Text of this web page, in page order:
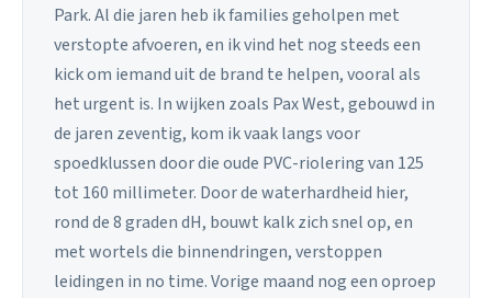
Park. Al die jaren heb ik families geholpen met
verstopte afvoeren, en ik vind het nog steeds een
kick om iemand uit de brand te helpen, vooral als
het urgent is. In wijken zoals Pax West, gebouwd in
de jaren zeventig, kom ik vaak langs voor
spoedklussen door die oude PVC-riolering van 125
tot 160 millimeter. Door de waterhardheid hier,
rond de 8 graden dH, bouwt kalk zich snel op, en
met wortels die binnendringen, verstoppen
leidingen in no time. Vorige maand nog een oproep